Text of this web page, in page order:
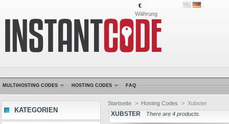
€
Währung
MULTIHOSTING CODES HOSTING CODES FAQ
KATEGORIEN
Startseite > Hosting Codes > Xubster
XUBSTER There are 4 products.